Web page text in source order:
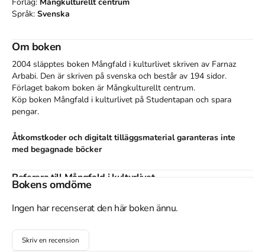
Språk: Svenska
Om boken
2004 släpptes boken Mångfald i kulturlivet skriven av Farnaz
Arbabi. Den är skriven på svenska och består av 194 sidor.
Förlaget bakom boken är Mångkulturellt centrum.
Köp boken Mångfald i kulturlivet på Studentapan och spara
pengar.
Åtkomstkoder och digitalt tilläggsmaterial garanteras inte
med begagnade böcker
Referera till Mångfald i kulturlivet
Harvard
Arbabi, F. (2004).
centrum.
Oxford
Bokens omdöme
Ingen har recenserat den här boken ännu.
Skriv en recension